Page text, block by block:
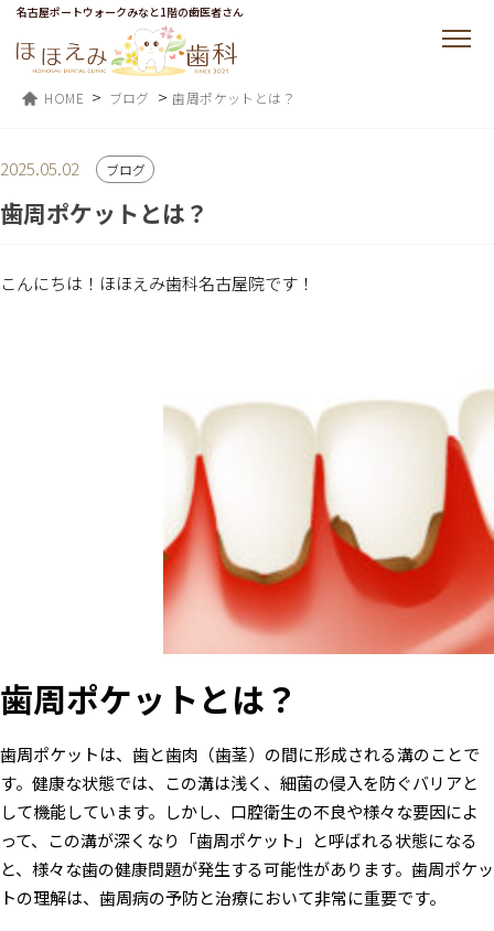
名古屋ポートウォークみなと1階の歯医者さん
HOME > ブログ > 歯周ポケットとは？
2025.05.02 ブログ
歯周ポケットとは？
こんにちは！ほほえみ歯科名古屋院です！
歯周ポケットとは？
歯周ポケットは、歯と歯肉（歯茎）の間に形成される溝のことで
す。健康な状態では、この溝は浅く、細菌の侵入を防ぐバリアと
して機能しています。しかし、口腔衛生の不良や様々な要因によ
って、この溝が深くなり「歯周ポケット」と呼ばれる状態になる
と、様々な歯の健康問題が発生する可能性があります。歯周ポケッ
トの理解は、歯周病の予防と治療において非常に重要です。